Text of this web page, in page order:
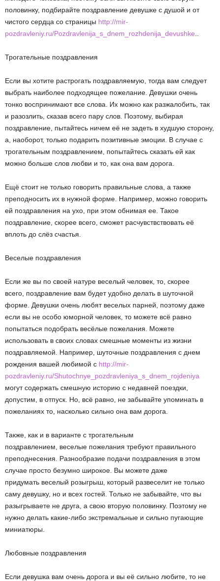
половинку, подбирайте поздравление девушке с душой и от
чистого сердца со страницы http://mir-
pozdravleniy.ru/Pozdravlenija_s_dnem_rozhdenija_devushke
Трогательные поздравления
Если вы хотите растрогать поздравляемую, тогда вам следует
выбрать наиболее подходящее пожелание. Девушки очень
тонко воспринимают все слова. Их можно как разжалобить, так
и разозлить, сказав всего пару слов. Поэтому, выбирая
поздравление, пытайтесь ничем её не задеть в худшую сторону,
а, наоборот, только подарить позитивные эмоции. В случае с
трогательным поздравлением, попытайтесь сказать ей как
можно больше слов любви и то, как она вам дорога.
Ещё стоит не только говорить правильные слова, а также
преподносить их в нужной форме. Например, можно говорить
ей поздравления на ухо, при этом обнимая ее. Такое
поздравление, скорее всего, сможет расчувствствовать её
вплоть до слёз счастья.
Веселые поздравления
Если же вы по своей натуре веселый человек, то, скорее
всего, поздравление вам будет удобно делать в шуточной
форме. Девушки очень любят веселых парней, поэтому даже
если вы не особо юморной человек, то можете всё равно
попытаться подобрать весёлые пожелания. Можете
использовать в своих словах смешные моменты из жизни
поздравляемой. Например, шуточные поздравления с днем
рождения вашей любимой с http://mir-
pozdravleniy.ru/Shutochnye_pozdravleniya_s_dnem_rojdeniya
могут содержать смешную историю с недавней поездки,
допустим, в отпуск. Но, всё равно, не забывайте упоминать в
пожеланиях то, насколько сильно она вам дорога.
Также, как и в варианте с трогательным
поздравлением, веселые пожелания требуют правильного
преподнесения. Разнообразие подачи поздравления в этом
случае просто безумно широкое. Вы можете даже
придумать веселый розыгрыш, который развеселит не только
саму девушку, но и всех гостей. Только не забывайте, что вы
разыгрываете не друга, а свою вторую половинку. Поэтому не
нужно делать какие-либо экстремальные и сильно пугающие
миниатюры.
Любовные поздравления
Если девушка вам очень дорога и вы её сильно любите, то не